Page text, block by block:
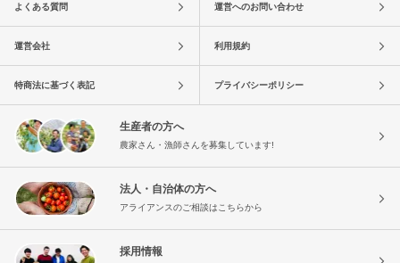
よくある質問 運営へのお問い合わせ
運営会社 利用規約
特商法に基づく表記 プライバシーポリシー
生産者の方へ
農家さん・漁師さんを募集しています!
法人・自治体の方へ
アライアンスのご相談はこちらから
採用情報